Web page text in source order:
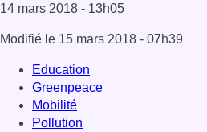
14 mars 2018 - 13h05
Modifié le 15 mars 2018 - 07h39
Education
Greenpeace
Mobilité
Pollution